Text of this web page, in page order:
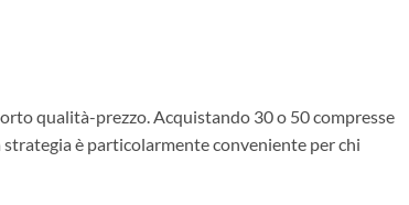
qualità-prezzo. Acquistando 30 o 50 compresse
è particolarmente conveniente per chi